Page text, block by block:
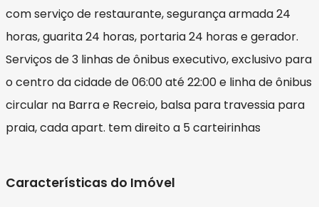
com serviço de restaurante, segurança armada 24
horas, guarita 24 horas, portaria 24 horas e gerador.
Serviços de 3 linhas de ônibus executivo, exclusivo para
o centro da cidade de 06:00 até 22:00 e linha de ônibus
circular na Barra e Recreio, balsa para travessia para
praia, cada apart. tem direito a 5 carteirinhas
Características do Imóvel